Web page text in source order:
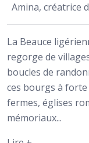
Amina, créatrice
La Beauce
regorge de
boucles de
ces bourgs à
fermes, églises
mémoriaux...